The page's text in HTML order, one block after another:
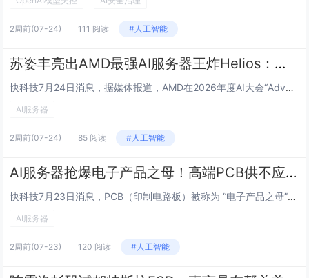
2周前(07-24) 111 阅读 #人工智能
苏姿丰亮出AMD最强AI服务器王炸Helios：全线投产 Q3末大规模出货
快科技7月24日消息，据媒体报道，AMD在2026年度AI大会“Advancing AI 2026”上，CEO苏姿丰正式推出首款机架式AI系统Helios，直接对标英伟达旗舰产品。该服务器搭载最新Venice CPU与全新MI455X AI...
AI服务器
2周前(07-24) 85 阅读 #人工智能
AI服务器抢爆电子产品之母！高端PCB供不应求 价格涨超300%
快科技7月23日消息，PCB（印制电路板）被称为 “电子产品之母”，是电子产品中不可或缺的核心基础件，家用电器、企业服务器里面的主板都得用到。据央视理财经报道，今年以来，受AI算力需求爆发带动，高端PCB市场供不应求，产品价格持续上涨，产业...
AI服务器
2周前(07-23) 120 阅读 #人工智能